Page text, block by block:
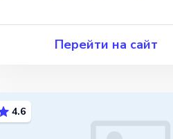
Перейти на сайт
4.6